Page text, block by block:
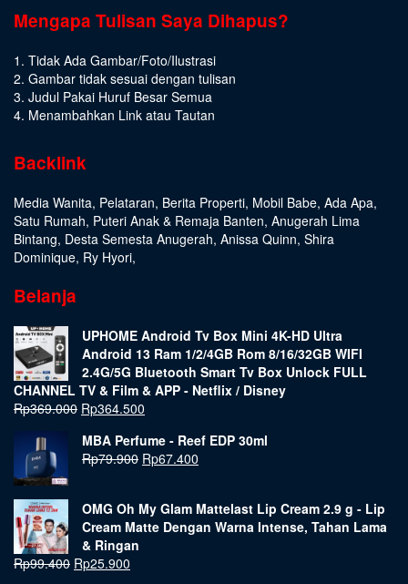
Mengapa Tulisan Saya Dihapus?
1. Tidak Ada Gambar/Foto/Ilustrasi
2. Gambar tidak sesuai dengan tulisan
3. Judul Pakai Huruf Besar Semua
4. Menambahkan Link atau Tautan
Backlink
Media Wanita, Pelataran, Berita Properti, Mobil Babe, Ada Apa,
Satu Rumah, Puteri Anak & Remaja Banten, Anugerah Lima
Bintang, Desta Semesta Anugerah, Anissa Quinn, Shira
Dominique, Ry Hyori,
Belanja
UPHOME Android Tv Box Mini 4K-HD Ultra
Android 13 Ram 1/2/4GB Rom 8/16/32GB WIFI
2.4G/5G Bluetooth Smart Tv Box Unlock FULL
CHANNEL TV & Film & APP - Netflix / Disney
Rp369.000 Rp364.500
MBA Perfume - Reef EDP 30ml
Rp79.900 Rp67.400
OMG Oh My Glam Mattelast Lip Cream 2.9 g - Lip
Cream Matte Dengan Warna Intense, Tahan Lama
& Ringan
Rp99.400 Rp25.900